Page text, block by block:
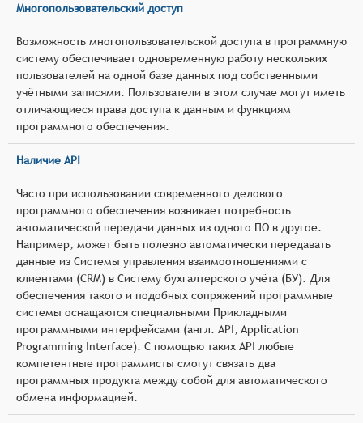
Многопользовательский доступ
Возможность многопользовательской доступа в программную
систему обеспечивает одновременную работу нескольких
пользователей на одной базе данных под собственными
учётными записями. Пользователи в этом случае могут иметь
отличающиеся права доступа к данным и функциям
программного обеспечения.
Наличие API
Часто при использовании современного делового
программного обеспечения возникает потребность
автоматической передачи данных из одного ПО в другое.
Например, может быть полезно автоматически передавать
данные из Системы управления взаимоотношениями с
клиентами (CRM) в Систему бухгалтерского учёта (БУ). Для
обеспечения такого и подобных сопряжений программные
системы оснащаются специальными Прикладными
программными интерфейсами (англ. API, Application
Programming Interface). С помощью таких API любые
компетентные программисты смогут связать два
программных продукта между собой для автоматического
обмена информацией.